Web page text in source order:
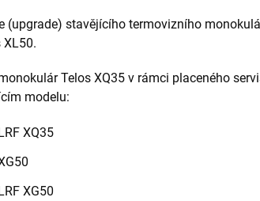
(upgrade) stavějícího termovizního
XL50.
Telos XQ35 v rámci placeného
modelu:
XQ35
XG50